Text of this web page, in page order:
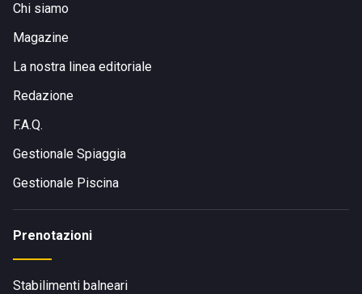
Chi siamo
Magazine
La nostra linea editoriale
Redazione
F.A.Q.
Gestionale Spiaggia
Gestionale Piscina
Prenotazioni
Stabilimenti balneari